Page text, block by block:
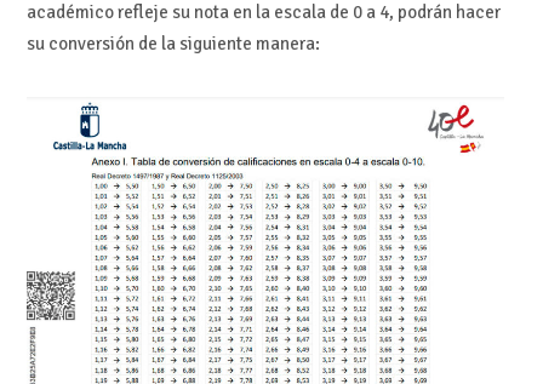
académico refleje su nota en la escala de 0 a 4, podrán hacer
su conversión de la siguiente manera: